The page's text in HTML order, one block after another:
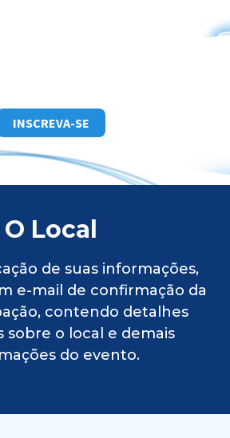
INSCREVA-SE
O Local
de suas informações,
e-mail de confirmação da
contendo detalhes
sobre o local e demais
do evento.